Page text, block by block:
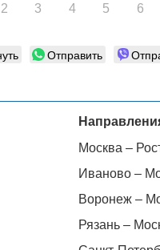
2
3 4 5 6
Отправить
Москва –
Иваново –
Воронеж –
Рязань –